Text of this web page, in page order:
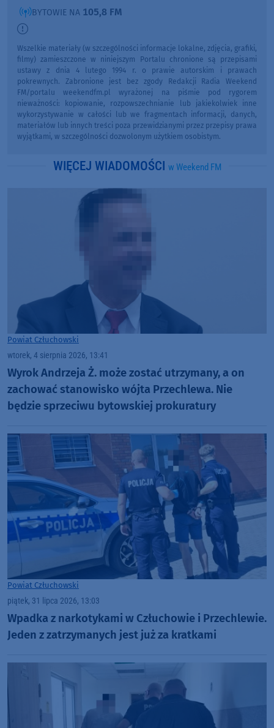
BYTOWIE NA 105,8 FM
Wszelkie materiały (w szczególności informacje lokalne, zdjęcia, grafiki,
filmy) zamieszczone w niniejszym Portalu chronione są przepisami
ustawy z dnia 4 lutego 1994 r. o prawie autorskim i prawach
pokrewnych. Zabronione jest bez zgody Redakcji Radia Weekend
FM/portalu weekendfm.pl wyrażonej na piśmie pod rygorem
nieważności: kopiowanie, rozpowszechnianie lub jakiekolwiek inne
wykorzystywanie w całości lub we fragmentach informacji, danych,
materiałów lub innych treści poza przewidzianymi przez przepisy prawa
wyjątkami, w szczególności dozwolonym użytkiem osobistym.
WIĘCEJ WIADOMOŚCI w Weekend FM
Powiat Człuchowski
wtorek, 4 sierpnia 2026, 13:41
Wyrok Andrzeja Ż. może zostać utrzymany, a on
zachować stanowisko wójta Przechlewa. Nie
będzie sprzeciwu bytowskiej prokuratury
Powiat Człuchowski
piątek, 31 lipca 2026, 13:03
Wpadka z narkotykami w Człuchowie i Przechlewie.
Jeden z zatrzymanych jest już za kratkami